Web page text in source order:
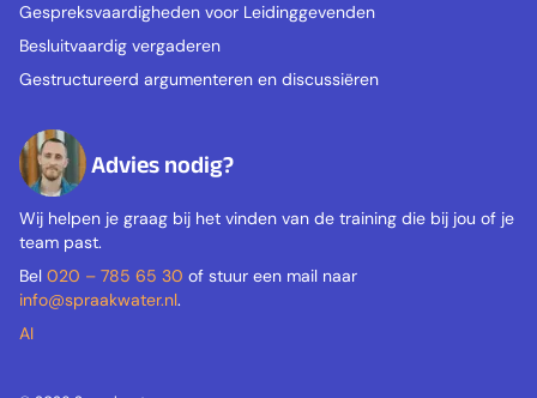
Gespreksvaardigheden voor Leidinggevenden
Besluitvaardig vergaderen
Gestructureerd argumenteren en discussiëren
Advies nodig?
Wij helpen je graag bij het vinden van de training die bij jou of je
team past.
Bel 020 – 785 65 30 of stuur een mail naar
info@spraakwater.nl.
AI